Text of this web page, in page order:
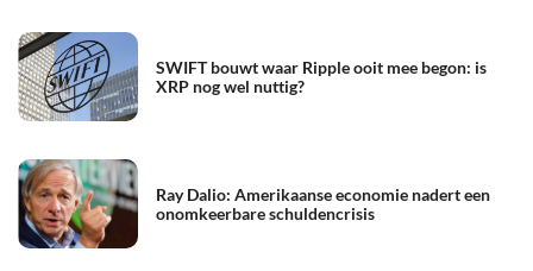
SWIFT bouwt waar Ripple ooit mee begon: is
XRP nog wel nuttig?
Ray Dalio: Amerikaanse economie nadert een
onomkeerbare schuldencrisis